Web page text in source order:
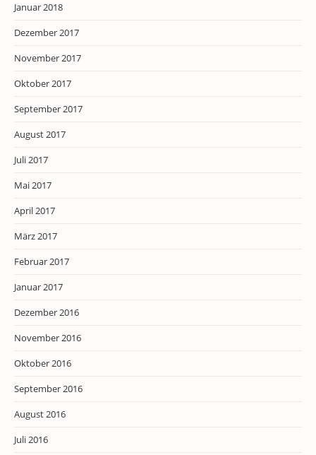
Januar 2018
Dezember 2017
November 2017
Oktober 2017
September 2017
August 2017
Juli 2017
Mai 2017
April 2017
März 2017
Februar 2017
Januar 2017
Dezember 2016
November 2016
Oktober 2016
September 2016
August 2016
Juli 2016